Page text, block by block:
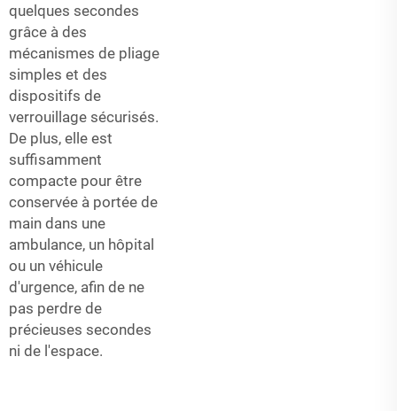
quelques secondes
grâce à des
mécanismes de pliage
simples et des
dispositifs de
verrouillage sécurisés.
De plus, elle est
suffisamment
compacte pour être
conservée à portée de
main dans une
ambulance, un hôpital
ou un véhicule
d'urgence, afin de ne
pas perdre de
précieuses secondes
ni de l'espace.